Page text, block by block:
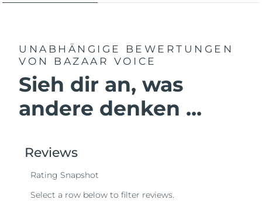
UNABHÄNGIGE BEWERTUNGEN
VON BAZAAR VOICE
Sieh dir an, was
andere denken ...